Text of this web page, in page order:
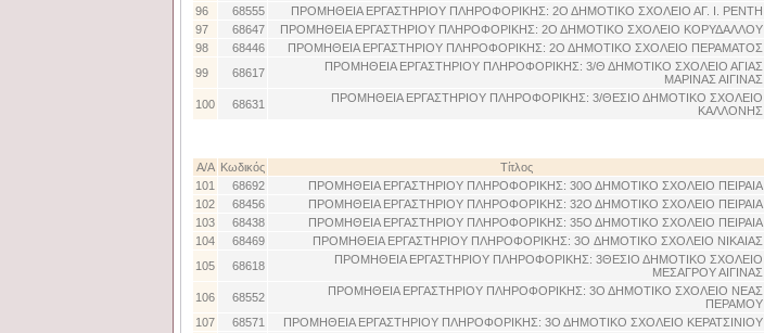
96
68555 ΠΡΟΜΗΘΕΙΑ ΕΡΓΑΣΤΗΡΙΟΥ ΠΛΗΡΟΦΟΡΙΚΗΣ: 2Ο ΔΗΜΟΤΙΚΟ ΣΧΟΛΕΙΟ ΑΓ. Ι. ΡΕΝΤΗ
97
68647 ΠΡΟΜΗΘΕΙΑ ΕΡΓΑΣΤΗΡΙΟΥ ΠΛΗΡΟΦΟΡΙΚΗΣ: 2Ο ΔΗΜΟΤΙΚΟ ΣΧΟΛΕΙΟ ΚΟΡΥΔΑΛΛΟΥ
98
68446 ΠΡΟΜΗΘΕΙΑ ΕΡΓΑΣΤΗΡΙΟΥ ΠΛΗΡΟΦΟΡΙΚΗΣ: 2Ο ΔΗΜΟΤΙΚΟ ΣΧΟΛΕΙΟ ΠΕΡΑΜΑΤΟΣ
99
68617
ΠΡΟΜΗΘΕΙΑ ΕΡΓΑΣΤΗΡΙΟΥ ΠΛΗΡΟΦΟΡΙΚΗΣ: 3/Θ ΔΗΜΟΤΙΚΟ ΣΧΟΛΕΙΟ ΑΓΙΑΣ
ΜΑΡΙΝΑΣ ΑΙΓΙΝΑΣ
100 68631
ΠΡΟΜΗΘΕΙΑ ΕΡΓΑΣΤΗΡΙΟΥ ΠΛΗΡΟΦΟΡΙΚΗΣ: 3/ΘΕΣΙΟ ΔΗΜΟΤΙΚΟ ΣΧΟΛΕΙΟ
ΚΑΛΛΟΝΗΣ
Α/Α Κωδικός Τίτλος
101
68692 ΠΡΟΜΗΘΕΙΑ ΕΡΓΑΣΤΗΡΙΟΥ ΠΛΗΡΟΦΟΡΙΚΗΣ: 30Ο ΔΗΜΟΤΙΚΟ ΣΧΟΛΕΙΟ ΠΕΙΡΑΙΑ
102
68456 ΠΡΟΜΗΘΕΙΑ ΕΡΓΑΣΤΗΡΙΟΥ ΠΛΗΡΟΦΟΡΙΚΗΣ: 32Ο ΔΗΜΟΤΙΚΟ ΣΧΟΛΕΙΟ ΠΕΙΡΑΙΑ
103
68438 ΠΡΟΜΗΘΕΙΑ ΕΡΓΑΣΤΗΡΙΟΥ ΠΛΗΡΟΦΟΡΙΚΗΣ: 35Ο ΔΗΜΟΤΙΚΟ ΣΧΟΛΕΙΟ ΠΕΙΡΑΙΑ
104
68469 ΠΡΟΜΗΘΕΙΑ ΕΡΓΑΣΤΗΡΙΟΥ ΠΛΗΡΟΦΟΡΙΚΗΣ: 3O ΔΗΜΟΤΙΚΟ ΣΧΟΛΕΙΟ ΝΙΚΑΙΑΣ
105
68618
ΠΡΟΜΗΘΕΙΑ ΕΡΓΑΣΤΗΡΙΟΥ ΠΛΗΡΟΦΟΡΙΚΗΣ: 3ΘΕΣΙΟ ΔΗΜΟΤΙΚΟ ΣΧΟΛΕΙΟ
ΜΕΣΑΓΡΟΥ ΑΙΓΙΝΑΣ
106 68552
ΠΡΟΜΗΘΕΙΑ ΕΡΓΑΣΤΗΡΙΟΥ ΠΛΗΡΟΦΟΡΙΚΗΣ: 3Ο ΔΗΜΟΤΙΚΟ ΣΧΟΛΕΙΟ ΝΕΑΣ
ΠΕΡΑΜΟΥ
107
68571 ΠΡΟΜΗΘΕΙΑ ΕΡΓΑΣΤΗΡΙΟΥ ΠΛΗΡΟΦΟΡΙΚΗΣ: 3Ο ΔΗΜΟΤΙΚΟ ΣΧΟΛΕΙΟ ΚΕΡΑΤΣΙΝΙΟΥ